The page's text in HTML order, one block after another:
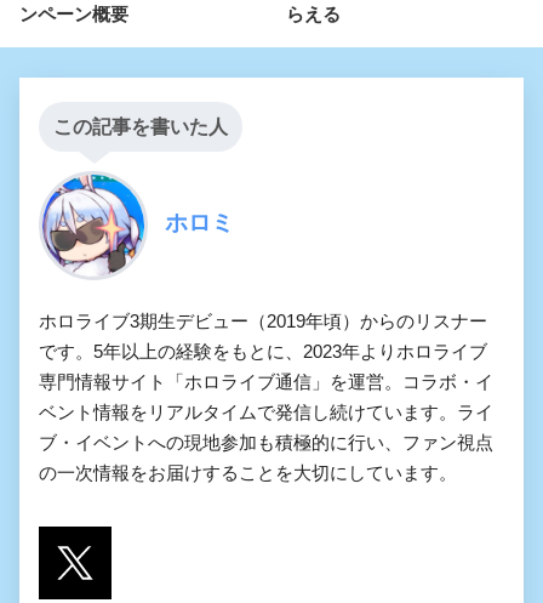
ンペーン概要
らえる
この記事を書いた人
ホロミ
ホロライブ3期生デビュー（2019年頃）からのリスナー
です。5年以上の経験をもとに、2023年よりホロライブ
専門情報サイト「ホロライブ通信」を運営。コラボ・イ
ベント情報をリアルタイムで発信し続けています。ライ
ブ・イベントへの現地参加も積極的に行い、ファン視点
の一次情報をお届けすることを大切にしています。